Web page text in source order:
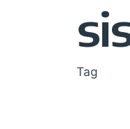
Tag